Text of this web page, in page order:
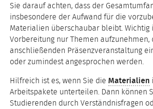
Sie darauf achten, dass der
insbesondere der Aufwand für die
Materialien überschaubar bleibt. Wichtig
Vorbereitung nur Themen aufzunehmen,
anschließenden Präsenzveranstaltung
oder zumindest angesprochen werden.
Hilfreich ist es, wenn Sie die Materialien
Arbeitspakete unterteilen. Dann können
Studierenden durch Verständnisfragen